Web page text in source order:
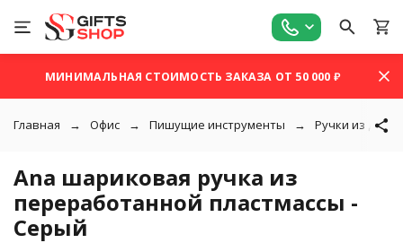
МИНИМАЛЬНАЯ СТОИМОСТЬ ЗАКАЗА ОТ 50 000 ₽
Главная Офис Пишущие инструменты Ручки из
Ana шариковая ручка из
переработанной пластмассы -
Серый